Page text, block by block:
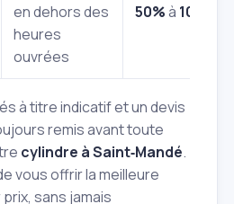
en dehors des
heures
ouvrées
50%à 100%
à titre indicatif et un devis
remis avant toute
cylindre à Saint‑Mandé.
vous offrir la meilleure
sans jamais